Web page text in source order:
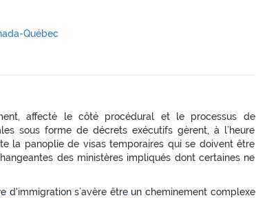
Québec
affecté le côté procédural et le processus de
sous forme de décrets exécutifs gèrent, à l’heure
la panoplie de visas temporaires qui se doivent être
des ministères impliqués dont certaines ne
d'immigration s’avère être un cheminement complexe